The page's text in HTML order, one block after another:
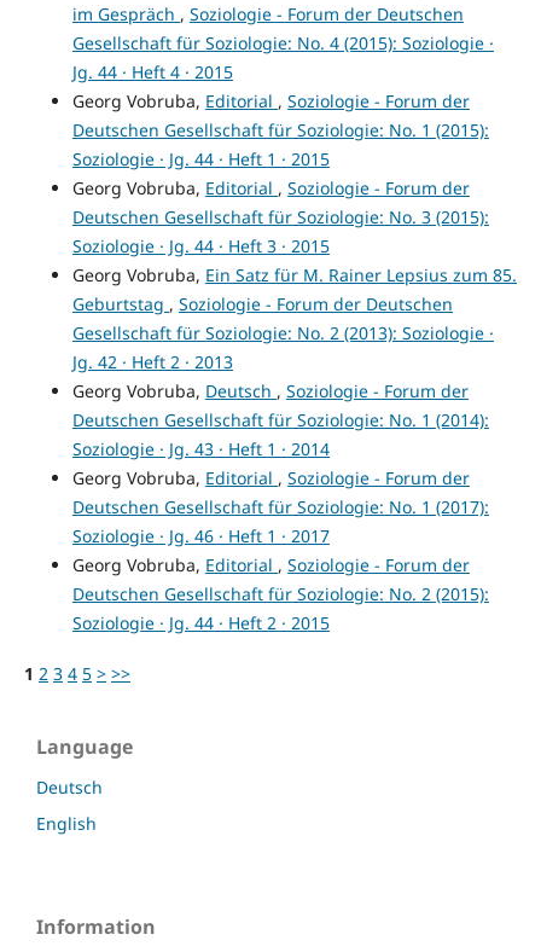
im Gespräch , Soziologie - Forum der Deutschen
Gesellschaft für Soziologie: No. 4 (2015): Soziologie ·
Jg. 44 · Heft 4 · 2015
Georg Vobruba, Editorial , Soziologie - Forum der
Deutschen Gesellschaft für Soziologie: No. 1 (2015):
Soziologie · Jg. 44 · Heft 1 · 2015
Georg Vobruba, Editorial , Soziologie - Forum der
Deutschen Gesellschaft für Soziologie: No. 3 (2015):
Soziologie · Jg. 44 · Heft 3 · 2015
Georg Vobruba, Ein Satz für M. Rainer Lepsius zum 85.
Geburtstag , Soziologie - Forum der Deutschen
Gesellschaft für Soziologie: No. 2 (2013): Soziologie ·
Jg. 42 · Heft 2 · 2013
Georg Vobruba, Deutsch , Soziologie - Forum der
Deutschen Gesellschaft für Soziologie: No. 1 (2014):
Soziologie · Jg. 43 · Heft 1 · 2014
Georg Vobruba, Editorial , Soziologie - Forum der
Deutschen Gesellschaft für Soziologie: No. 1 (2017):
Soziologie · Jg. 46 · Heft 1 · 2017
Georg Vobruba, Editorial , Soziologie - Forum der
Deutschen Gesellschaft für Soziologie: No. 2 (2015):
Soziologie · Jg. 44 · Heft 2 · 2015
1 2 3 4 5 > >>
Language
Deutsch
English
Information